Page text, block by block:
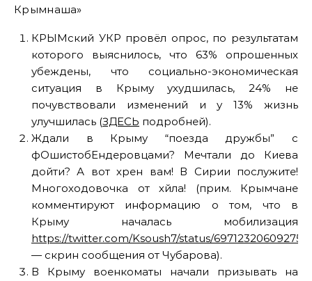
Крымнаша»
КРЫМский УКР провёл опрос, по результатам
которого выяснилось, что 63% опрошенных
убеждены, что социально-экономическая
ситуация в Крыму ухудшилась, 24% не
почувствовали изменений и у 13% жизнь
улучшилась (ЗДЕСЬ подробней).
Ждали в Крыму “поезда дружбы” с
фОшистобЕндеровцами? Мечтали до Киева
дойти? А вот хрен вам! В Сирии послужите!
Многоходовочка от хйла! (прим. Крымчане
комментируют информацию о том, что в
Крыму началась мобилизация
https://twitter.com/Ksoush7/status/
— скрин сообщения от Чубарова).
В Крыму военкоматы начали призывать на